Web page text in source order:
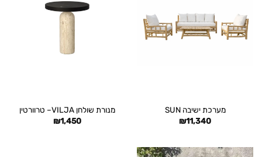
מערכת ישיבה SUN
₪11,340
מנורת שולחן VILJA– טרוורטין
₪1,450